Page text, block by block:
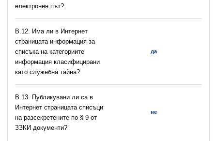
електронен път?
В.12. Има ли в Интернет
страницата информация за
списъка на категориите
информация класифицирани
като служебна тайна?
да
В.13. Публикувани ли са в
Интернет страницата списъци
на разсекретените по § 9 от
ЗЗКИ документи?
не